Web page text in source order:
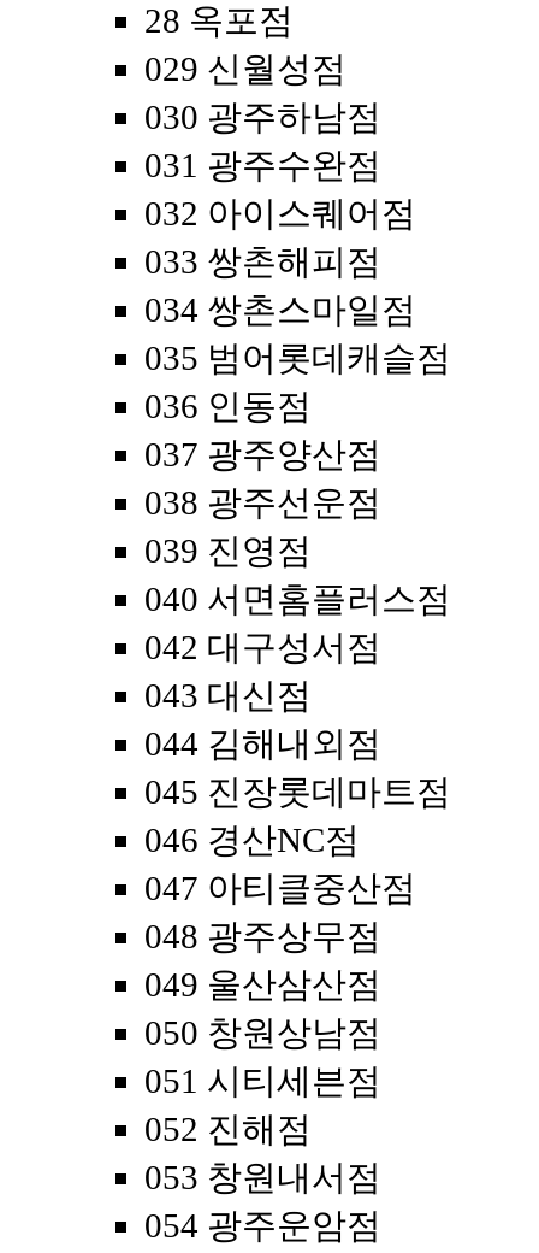
28 옥포점
029 신월성점
030 광주하남점
031 광주수완점
032 아이스퀘어점
033 쌍촌해피점
034 쌍촌스마일점
035 범어롯데캐슬점
036 인동점
037 광주양산점
038 광주선운점
039 진영점
040 서면홈플러스점
042 대구성서점
043 대신점
044 김해내외점
045 진장롯데마트점
046 경산NC점
047 아티클중산점
048 광주상무점
049 울산삼산점
050 창원상남점
051 시티세븐점
052 진해점
053 창원내서점
054 광주운암점